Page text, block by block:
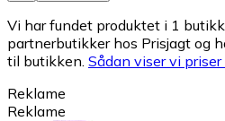
Vi har fundet produktet i 1
partnerbutikker hos Prisjagt og
til butikken. Sådan viser vi priser
Reklame
Reklame